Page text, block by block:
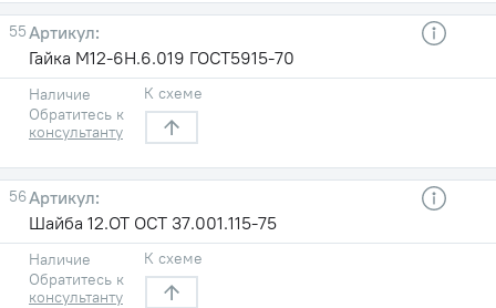
55
Гайка М12-6Н.6.019 ГОСТ5915-70
Наличие
Обратитесь к
консультанту
К схеме
56
Шайба 12.ОТ ОСТ 37.001.115-75
Наличие
Обратитесь к
консультанту
К схеме